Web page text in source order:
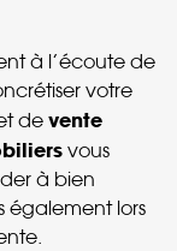
à l’écoute de
votre
de vente
vous
à bien
également lors